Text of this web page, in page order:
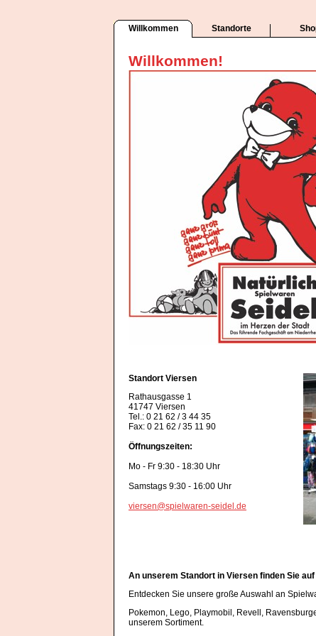
Willkommen Standorte
Willkommen!
Standort Viersen
Rathausgasse 1
41747 Viersen
Tel.: 0 21 62 / 3 44 35
Fax: 0 21 62 / 35 11 90
Öffnungszeiten:
Mo - Fr 9:30 - 18:30 Uhr
Samstags 9:30 - 16:00 Uhr
viersen@spielwaren-seidel.de
An unserem Standort in Viersen finden Sie
Entdecken Sie unsere große Auswahl an
Pokemon, Lego, Playmobil, Revell,
unserem Sortiment.